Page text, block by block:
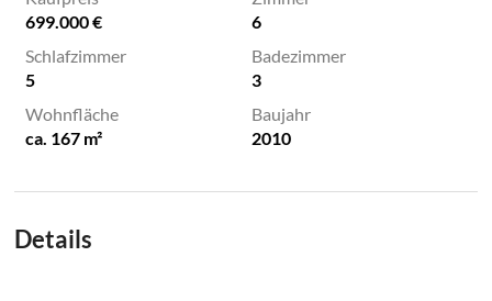
699.000 €
6
Schlafzimmer
5
Badezimmer
3
Wohnfläche
ca. 167 m²
Baujahr
2010
Details